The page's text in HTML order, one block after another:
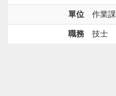
單位 作業課
職務 技士